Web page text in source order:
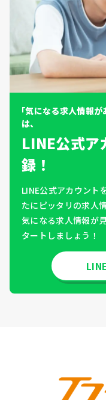
「気になる求人情報
は、
LINE公式ア
録！
LINE公式アカウント
たにピッタリの求人
気になる求人情報が
タートしましょう！